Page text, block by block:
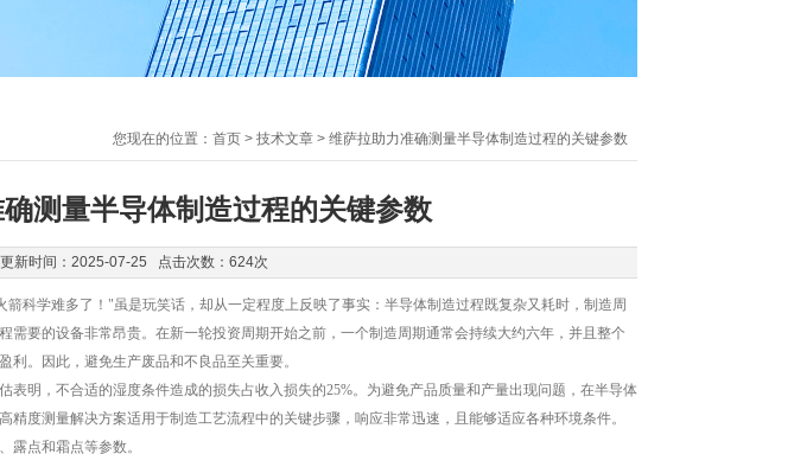
您现在的位置： 首页 > 技术文章 > 维萨拉助力准确测量半导体制造过程的关键参数
测量半导体制造过程的关键参数
更新时间：2025-07-25 点击次数：624次
学难多了！"虽是玩笑话，却从一定程度上反映了事实：半导体制造过程既复杂又耗时，制造周
需要的设备非常昂贵。在新一轮投资周期开始之前，一个制造周期通常会持续大约六年，并且整个
。因此，避免生产废品和不良品至关重要。
明，不合适的湿度条件造成的损失占收入损失的25%。为避免产品质量和产量出现问题，在半导体
度测量解决方案适用于制造工艺流程中的关键步骤，响应非常迅速，且能够适应各种环境条件。
露点和霜点等参数。